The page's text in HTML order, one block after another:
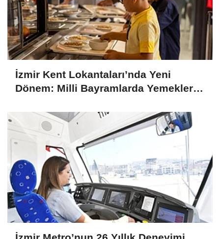
İzmir Kent Lokantaları’nda Yeni
Dönem: Milli Bayramlarda Yemekler